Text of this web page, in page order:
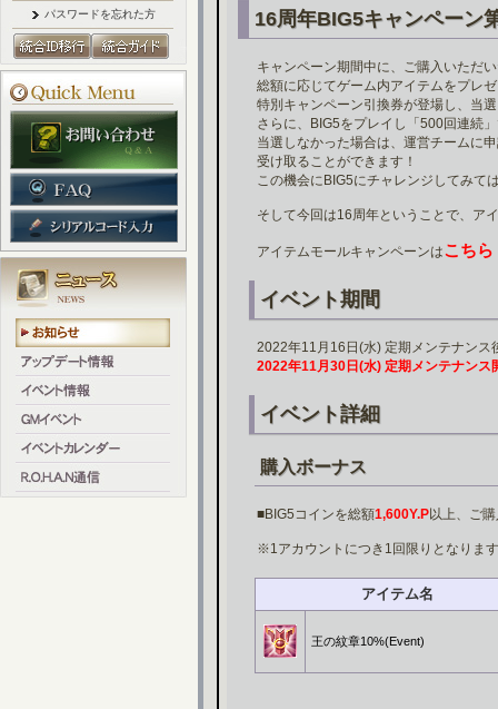
パスワードを忘れた方 16周年BIG5キャンペーン
キャンペーン期間中に、ご購入いただ
総額に応じてゲーム内アイテムをプレ
特別キャンペーン引換券が登場し、当
さらに、BIG5をプレイし「500回連続
当選しなかった場合は、運営チームに
受け取ることができます！
この機会にBIG5にチャレンジしてみて
そして今回は16周年ということで、ア
アイテムモールキャンペーンはこちら
イベント期間
2022年11月16日(水) 定期メンテナンス
2022年11月30日(水) 定期メンテナンス
イベント詳細
購入ボーナス
■BIG5コインを総額1,600Y.P以上、ご
※1アカウントにつき1回限りとなりま
アイテム名
王の紋章10%(Event)